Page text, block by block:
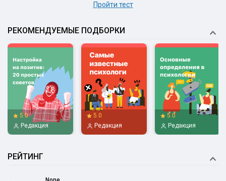
Пройти тест
РЕКОМЕНДУЕМЫЕ ПОДБОРКИ
5.0
Редакция
5.0
Редакция
5.0
Редакция
РЕЙТИНГ